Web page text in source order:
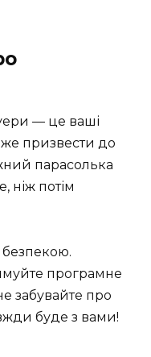
— це ваші
призвести до
парасолька
ніж потім
безпекою.
програмне
забувайте про
буде з вами!